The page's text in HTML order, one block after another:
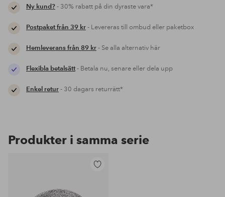
Ny kund?- 30% rabatt på din dyraste vara*
Postpaket från 39 kr- Levereras till ombud eller paketbox
Hemleverans från 89 kr- Se alla alternativ här
Flexibla betalsätt- Betala nu, senare eller dela upp
Enkel retur- 30 dagars returrätt*
Produkter i samma serie